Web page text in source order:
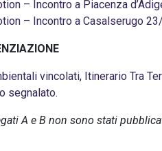
– Incontro a Piacenza
– Incontro a Casalserugo
vincolati, Itinerario Tra
segnalato.
A e B non sono stati